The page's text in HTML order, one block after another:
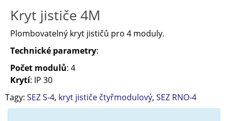
Kryt jističe 4M
Plombovatelný kryt jističů pro 4 moduly.
Technické parametry:
Počet modulů: 4
Krytí: IP 30
Tagy: SEZ S-4, kryt jističe čtyřmodulový, SEZ RNO-4